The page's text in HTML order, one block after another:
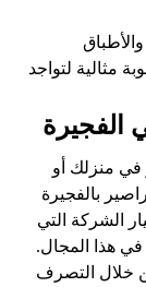
مثالية لتواجد
في منزلك أو
بالفجيرة
الشركة التي
في هذا المجال.
خلال التصرف